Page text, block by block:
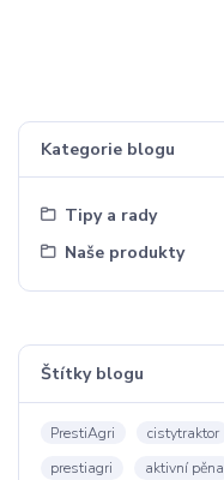
Kategorie blogu
Tipy a rady
Naše produkty
Štítky blogu
PrestiAgri cistytraktor
prestiagri
aktivní pěna